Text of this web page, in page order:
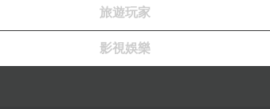
旅遊玩家
影視娛樂